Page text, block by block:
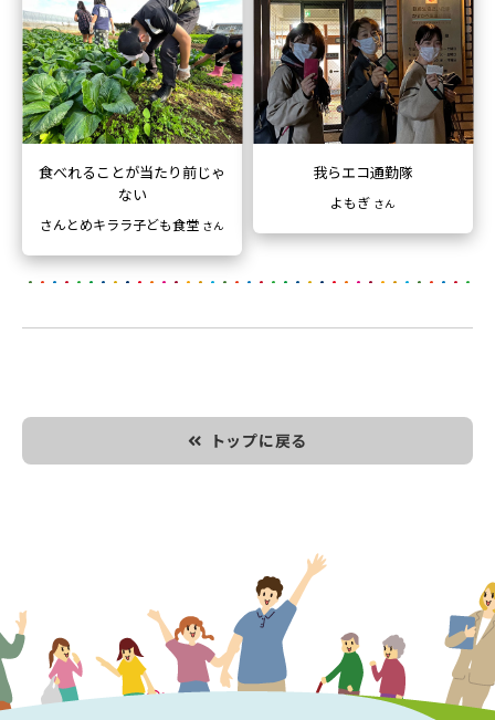
食べれることが当たり前じゃ
ない
さんとめキララ子ども食堂 さん
我らエコ通勤隊
よもぎ さん
トップに戻る